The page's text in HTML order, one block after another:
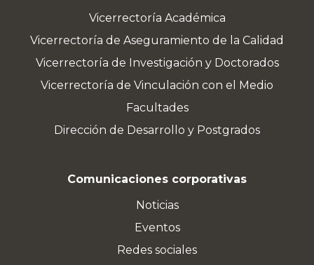
Vicerrectoría Académica
Vicerrectoría de Aseguramiento de la Calidad
Vicerrectoría de Investigación y Doctorados
Vicerrectoría de Vinculación con el Medio
Facultades
Dirección de Desarrollo y Postgrados
Comunicaciones corporativas
Noticias
Eventos
Redes sociales